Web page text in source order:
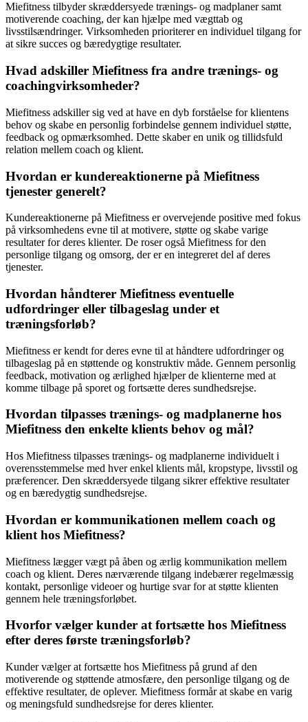
Miefitness tilbyder skræddersyede trænings- og madplaner samt
motiverende coaching, der kan hjælpe med vægttab og
livsstilsændringer. Virksomheden prioriterer en individuel tilgang for
at sikre succes og bæredygtige resultater.
Hvad adskiller Miefitness fra andre trænings- og
coachingvirksomheder?
Miefitness adskiller sig ved at have en dyb forståelse for klientens
behov og skabe en personlig forbindelse gennem individuel støtte,
feedback og opmærksomhed. Dette skaber en unik og tillidsfuld
relation mellem coach og klient.
Hvordan er kundereaktionerne på Miefitness
tjenester generelt?
Kundereaktionerne på Miefitness er overvejende positive med fokus
på virksomhedens evne til at motivere, støtte og skabe varige
resultater for deres klienter. De roser også Miefitness for den
personlige tilgang og omsorg, der er en integreret del af deres
tjenester.
Hvordan håndterer Miefitness eventuelle
udfordringer eller tilbageslag under et
træningsforløb?
Miefitness er kendt for deres evne til at håndtere udfordringer og
tilbageslag på en støttende og konstruktiv måde. Gennem personlig
feedback, motivation og ærlighed hjælper de klienterne med at
komme tilbage på sporet og fortsætte deres sundhedsrejse.
Hvordan tilpasses trænings- og madplanerne hos
Miefitness den enkelte klients behov og mål?
Hos Miefitness tilpasses trænings- og madplanerne individuelt i
overensstemmelse med hver enkel klients mål, kropstype, livsstil og
præferencer. Den skræddersyede tilgang sikrer effektive resultater
og en bæredygtig sundhedsrejse.
Hvordan er kommunikationen mellem coach og
klient hos Miefitness?
Miefitness lægger vægt på åben og ærlig kommunikation mellem
coach og klient. Deres nærværende tilgang indebærer regelmæssig
kontakt, personlige videoer og hurtige svar for at støtte klienten
gennem hele træningsforløbet.
Hvorfor vælger kunder at fortsætte hos Miefitness
efter deres første træningsforløb?
Kunder vælger at fortsætte hos Miefitness på grund af den
motiverende og støttende atmosfære, den personlige tilgang og de
effektive resultater, de oplever. Miefitness formår at skabe en varig
og meningsfuld sundhedsrejse for deres klienter.